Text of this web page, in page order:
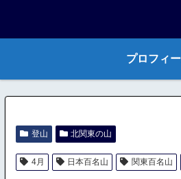
プロフィ
登山 北関東の山
4月 日本百名山 関東百名山